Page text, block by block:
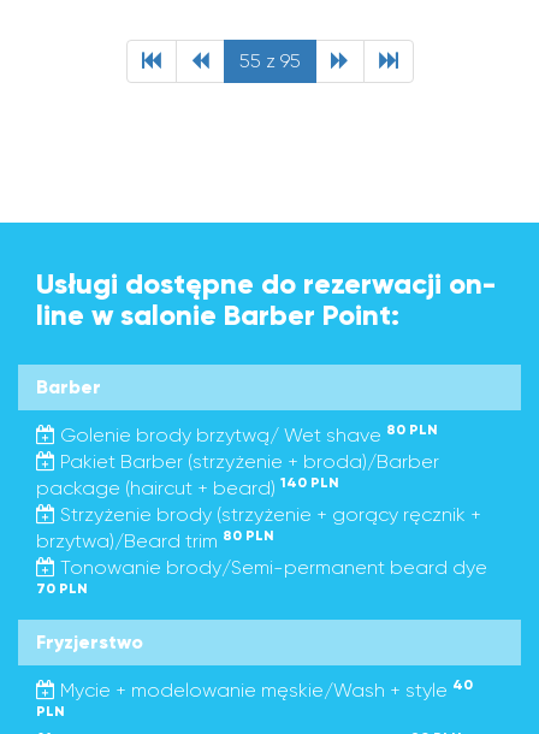
55 z 95
Usługi dostępne do rezerwacji on-
line w salonie Barber Point:
Barber
Golenie brody brzytwą/ Wet shave 80 PLN
Pakiet Barber (strzyżenie + broda)/Barber
package (haircut + beard) 140 PLN
Strzyżenie brody (strzyżenie + gorący ręcznik +
brzytwa)/Beard trim 80 PLN
Tonowanie brody/Semi-permanent beard dye
70 PLN
Fryzjerstwo
Mycie + modelowanie męskie/Wash + style 40
PLN